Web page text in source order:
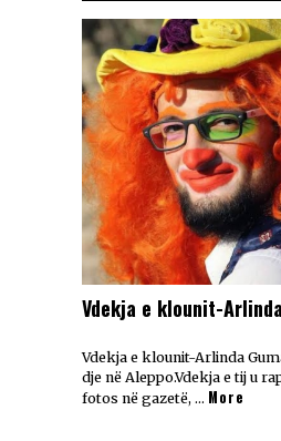
Vdekja e klounit-
Vdekja e klounit-Arlinda
dje në Aleppo.Vdekja e tij u
fotos në gazetë, … More